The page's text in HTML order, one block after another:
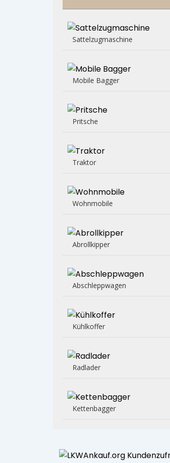
Sattelzugmaschine
Mobile Bagger
Pritsche
Traktor
Wohnmobile
Abrollkipper
Abschleppwagen
Kühlkoffer
Radlader
Kettenbagger